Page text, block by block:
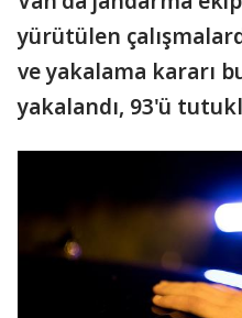
yürütülen
ve yakalama kararı
yakalandı, 93'ü